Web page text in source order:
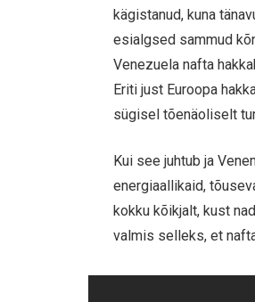
kägistanud, kuna
esialgsed sammud
Venezuela nafta
Eriti just Euroopa
sügisel tõenäoliselt
Kui see juhtub ja
energiaallikaid,
kokku kõikjalt, kust
valmis selleks, et